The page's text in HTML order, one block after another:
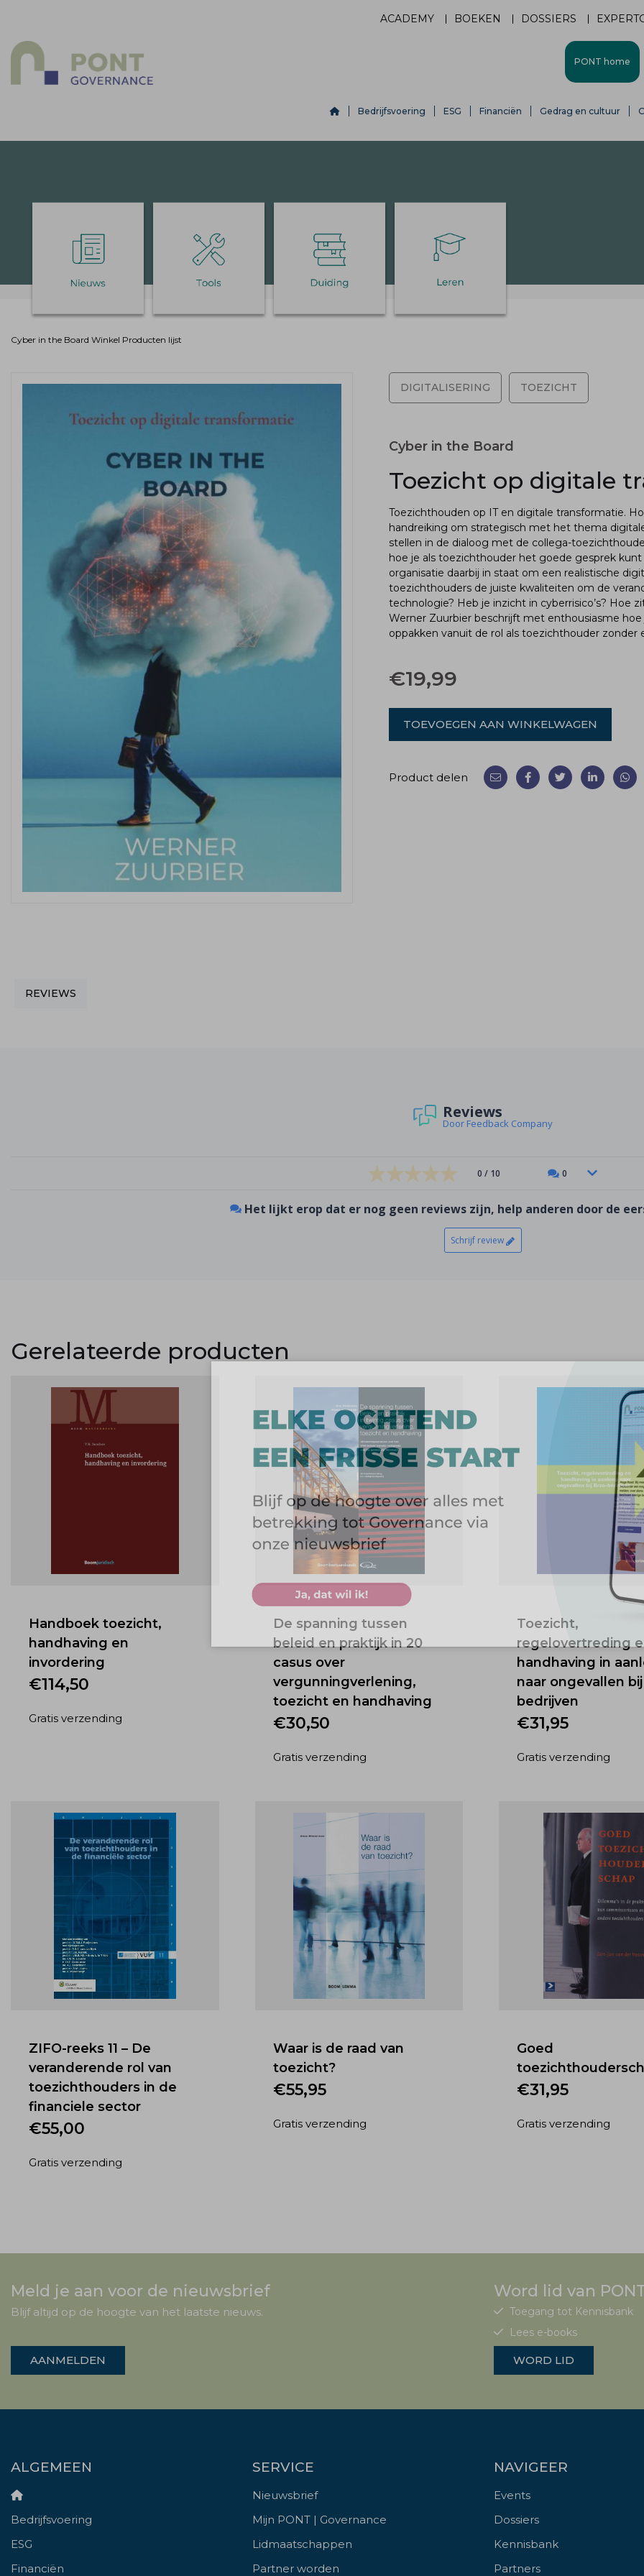
ACADEMY BOEKEN DOSSIERS
PONT home
Bedrijfsvoering ESG Financiën Gedrag en cultuur
Cyber in the Board Winkel Producten lijst
DIGITALISERING TOEZICHT
Cyber in the Board
Toezicht op digitale
Toezichthouden op IT en digitale transformatie.
handreiking om strategisch met het thema
stellen in de dialoog met de collega-
hoe je als toezichthouder het goede gesprek
organisatie daarbij in staat om een realistische
toezichthouders de juiste kwaliteiten om de
technologie? Heb je inzicht in cyberrisico’s? Hoe
Werner Zuurbier beschrijft met enthousiasme
oppakken vanuit de rol als toezichthouder zonder
€19,99
TOEVOEGEN AAN WINKELWAGEN
Product delen
REVIEWS
Reviews
Door Feedback Company
0 / 10 0
Het lijkt erop dat er nog geen reviews zijn, help anderen door de
Schrijf review
Gerelateerde producten
Handboek toezicht,
handhaving en
invordering
€114,50
Gratis verzending
De spanning tussen
beleid en praktijk in 20
casus over
vergunningverlening,
toezicht en handhaving
€30,50
Gratis verzending
Toezicht,
regelovertreding
handhaving in
naar ongevallen
bedrijven
€31,95
Gratis verzending
ZIFO-reeks 11 – De
veranderende rol van
toezichthouders in de
financiele sector
€55,00
Gratis verzending
Waar is de raad van
toezicht?
€55,95
Gratis verzending
Goed
€31,95
Gratis verzending
Meld je aan voor de nieuwsbrief
Blijf altijd op de hoogte van het laatste nieuws.
AANMELDEN
Word lid van
Toegang tot Kennisbank
Lees e-books
WORD LID
ALGEMEEN
Bedrijfsvoering
ESG
Financiën
SERVICE
Nieuwsbrief
Mijn PONT | Governance
Lidmaatschappen
Partner worden
NAVIGEER
Events
Dossiers
Kennisbank
Partners